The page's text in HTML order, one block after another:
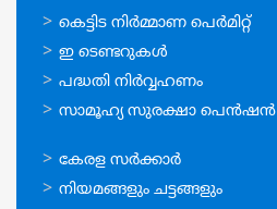
ഓണ്‍ലൈന്‍
സേവനങ്ങള്‍
കെട്ടിട നിര്‍മ്മാണ പെര്‍മിറ്റ്‌
ഇ ടെണ്ടറുകള്‍
പദ്ധതി നിര്‍വ്വഹണം
സാമൂഹ്യ സുരക്ഷാ പെന്‍ഷന്‍
ഉപയോഗപ്രദമായ
കണ്ണികള്‍
കേരള സര്‍ക്കാര്‍
നിയമങ്ങളും ചട്ടങ്ങളും